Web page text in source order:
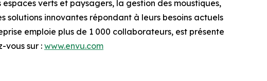
verts et paysagers, la gestion des moustiques,
solutions innovantes répondant à leurs besoins actuels
emploie plus de 1 000 collaborateurs, est présente
vous sur : www.envu.com